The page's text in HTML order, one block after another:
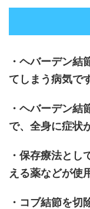
・ヘバーデン結
てしまう病気で
・ヘバーデン結
で、全身に症状
・保存療法とし
える薬などが使
・コブ結節を切